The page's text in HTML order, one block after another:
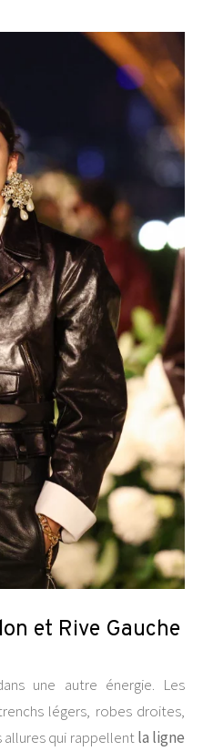
et Rive Gauche
une autre énergie. Les
légers, robes droites,
allures qui rappellentla ligne